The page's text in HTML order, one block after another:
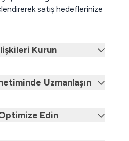
satış hedeflerinize
Kurun
Uzmanlaşın
Edin